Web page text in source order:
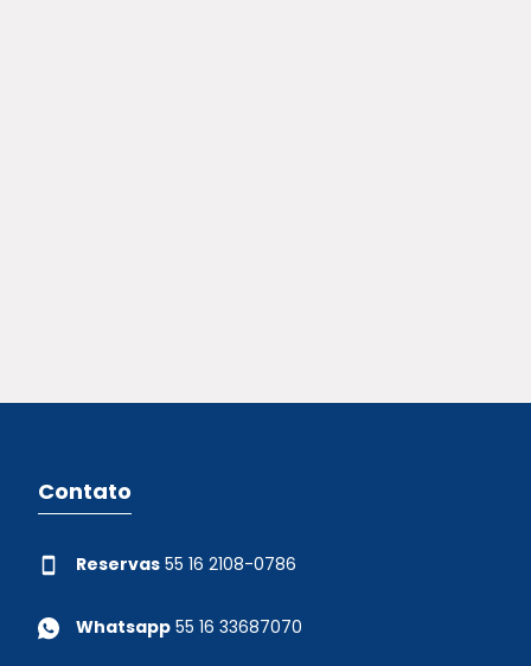
Contato
Reservas 55 16 2108-0786
Whatsapp 55 16 33687070